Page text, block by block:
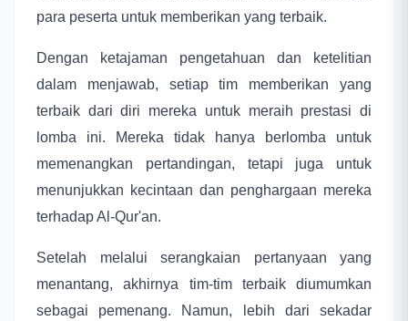
para peserta untuk memberikan yang terbaik.
Dengan ketajaman pengetahuan dan ketelitian
dalam menjawab, setiap tim memberikan yang
terbaik dari diri mereka untuk meraih prestasi di
lomba ini. Mereka tidak hanya berlomba untuk
memenangkan pertandingan, tetapi juga untuk
menunjukkan kecintaan dan penghargaan mereka
terhadap Al-Qur'an.
Setelah melalui serangkaian pertanyaan yang
menantang, akhirnya tim-tim terbaik diumumkan
sebagai pemenang. Namun, lebih dari sekadar